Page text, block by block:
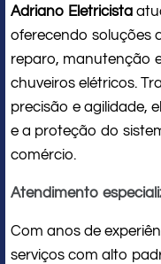
Adriano Eletricista
oferecendo soluções
reparo, manutenção
chuveiros elétricos.
precisão e agilidade,
e a proteção do
comércio.
Atendimento
Com anos de
serviços com alto